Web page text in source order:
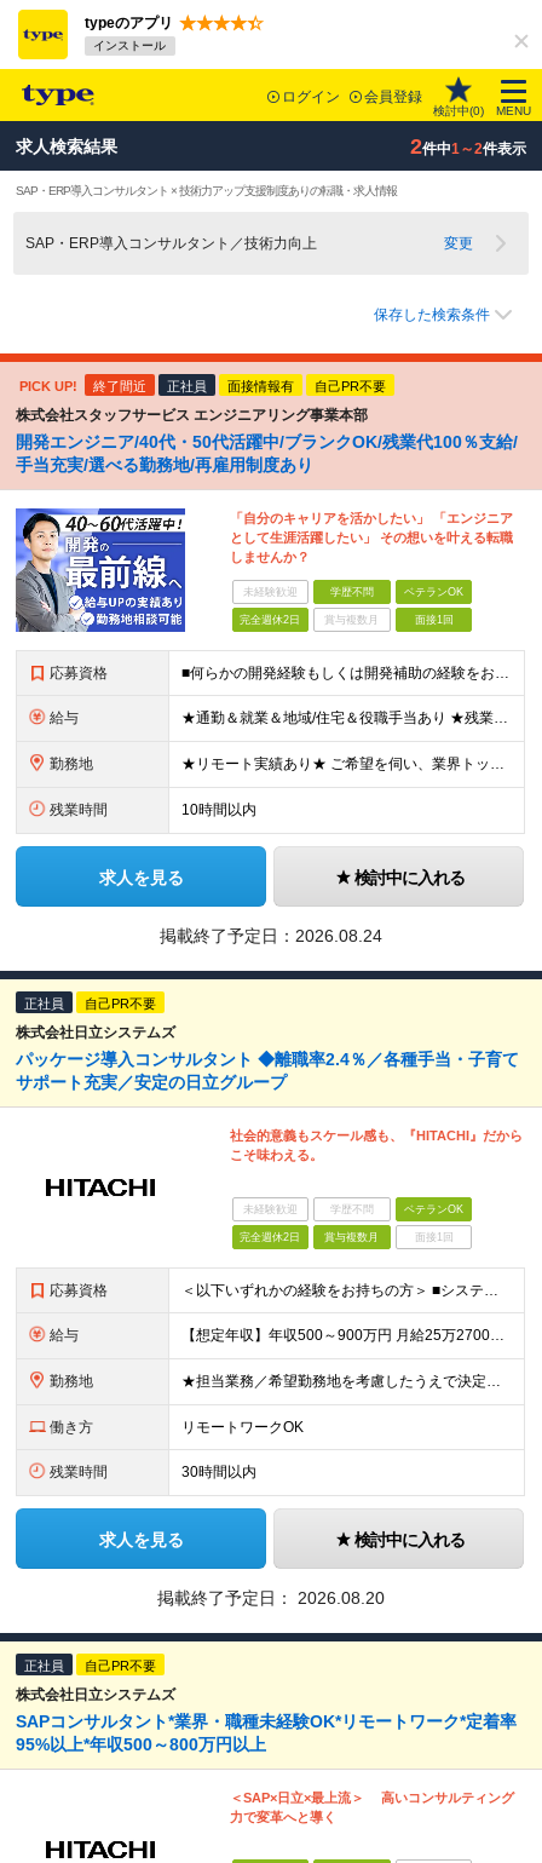
typeのアプリ
インストール
ログイン 会員登録
検討中(0) MENU
求人検索結果 2件中1～2件表示
SAP・ERP導入コンサルタント × 技術力アップ支援制度ありの転職・求人情報
SAP・ERP導入コンサルタント／技術力向上 変更
保存した検索条件
PICK UP! 終了間近 正社員 面接情報有 自己PR不要
株式会社スタッフサービス エンジニアリング事業本部
開発エンジニア/40代・50代活躍中/ブランクOK/残業代100％支給/
手当充実/選べる勤務地/再雇用制度あり
「自分のキャリアを活かしたい」 「エンジニア
として生涯活躍したい」 その想いを叶える転職
しませんか？
未経験歓迎 学歴不問 ベテランOK
完全週休2日 賞与複数月 面接1回
応募資格 ■何らかの開発経験もしくは開発補助の経験をお持ちの方 ■学歴不問 ★ブランクのある方、地方在住の方も大歓迎です！
給与 ★通勤＆就業＆地域/住宅＆役職手当あり ★残業代は全額支給 ★選べる給与制度あり！ ★東京・神奈川・千葉・埼玉勤務の場合 月給23.5万円～55万円＋諸手当 （残業代は全額支給） (20,000円の
勤務地 ★リモート実績あり★ ご希望を伺い、業界トップクラス約7,000件の取引事業所数、90,000件以上のプロジェクトから検討をいたします。 全国の取引先での就業となります（沖縄を除く） ※勤務地
残業時間 10時間以内
求人を見る 検討中に入れる
掲載終了予定日： 2026.08.24
正社員 自己PR不要
株式会社日立システムズ
パッケージ導入コンサルタント ◆離職率2.4％／各種手当・子育て
サポート充実／安定の日立グループ
社会的意義もスケール感も、『HITACHI』だから
こそ味わえる。
未経験歓迎 学歴不問 ベテランOK
完全週休2日 賞与複数月 面接1回
応募資格 ＜以下いずれかの経験をお持ちの方＞ ■システム開発におけるPMやコンサルタントの経験 ■プリセールスやソリューション拡販の経験 ■パッケージシステム導入の経験 ※顧客との交渉や要件定義などの経験をお
給与 【想定年収】年収500～900万円 月給25万2700円～41万8000円 ※給与額は年齢・経験・能力を考慮のうえ、当社規定により優遇します。 ※試用期間は3ヶ月。その間の給与・待遇に差異はありませ
勤務地 ★担当業務／希望勤務地を考慮したうえで決定します ★リモートワーク中心の業務もあります ≪勤務地詳細≫ ■本社第二別館：東京都品川区大崎1-11-1ゲートシティ大崎ウエストタワー ■関西支社：大阪府
働き方 リモートワークOK
残業時間 30時間以内
求人を見る 検討中に入れる
掲載終了予定日： 2026.08.20
正社員 自己PR不要
株式会社日立システムズ
SAPコンサルタント*業界・職種未経験OK*リモートワーク*定着率
95%以上*年収500～800万円以上
＜SAP×日立×最上流＞ 高いコンサルティング
力で変革へと導く